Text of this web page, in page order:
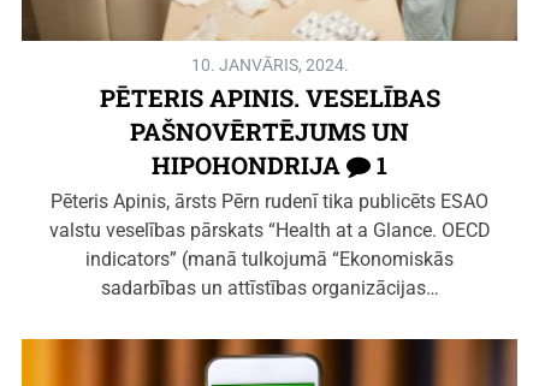
10. JANVĀRIS, 2024.
PĒTERIS APINIS. VESELĪBAS
PAŠNOVĒRTĒJUMS UN
HIPOHONDRIJA
1
Pēteris Apinis, ārsts Pērn rudenī tika publicēts ESAO
valstu veselības pārskats “Health at a Glance. OECD
indicators” (manā tulkojumā “Ekonomiskās
sadarbības un attīstības organizācijas…